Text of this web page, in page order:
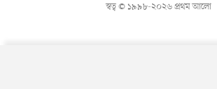
স্বত্ব © ১৯৯৮-২০২৬ প্রথম আলো